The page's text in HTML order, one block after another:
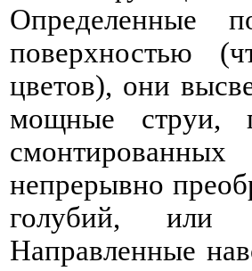
Определенные
поверхностью
цветов), они
мощные струи,
непрерывно
голубий, или
Направленные